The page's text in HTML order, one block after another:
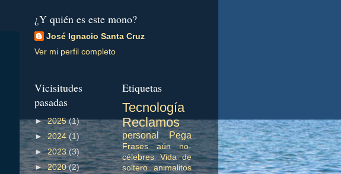
¿Y quién es este mono?
José Ignacio Santa Cruz
Ver mi perfil completo
Vicisitudes
pasadas
►2025(1)
►2024 (1)
►2023(3)
►2020(2)
Etiquetas
Tecnología
Reclamos
personal Pega
Frases aún no-
célebres
Vida de
soltero
animalitos